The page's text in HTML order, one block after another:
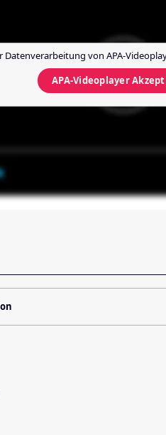
Datenverarbeitung von APA-
APA-Videoplayer